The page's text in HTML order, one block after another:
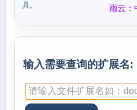
具。
雨云：
输入需要查询的扩展名: